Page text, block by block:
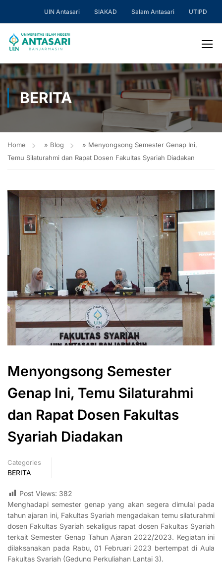
UIN Antasari SIAKAD Salam Antasari UTIPD
BERITA
Home » Blog » Menyongsong Semester Genap Ini,
Temu Silaturahmi dan Rapat Dosen Fakultas Syariah Diadakan
Menyongsong Semester
Genap Ini, Temu Silaturahmi
dan Rapat Dosen Fakultas
Syariah Diadakan
Categories
BERITA
Post Views: 382
Menghadapi semester genap yang akan segera dimulai pada
tahun ajaran ini, Fakultas Syariah mengadakan temu silaturahmi
dosen Fakultas Syariah sekaligus rapat dosen Fakultas Syariah
terkait Semester Genap Tahun Ajaran 2022/2023. Kegiatan ini
dilaksanakan pada Rabu, 01 Februari 2023 bertempat di Aula
Fakultas Syariah (Gedung Perkuliahan Lantai 3).